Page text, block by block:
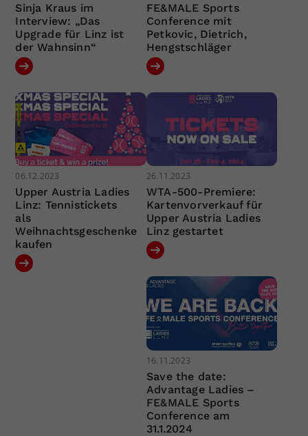
Sinja Kraus im
Interview: „Das
Upgrade für Linz ist
der Wahnsinn“
FE&MALE Sports
Conference mit
Petkovic, Dietrich,
Hengstschläger
06.12.2023
Upper Austria Ladies
Linz: Tennistickets
als
Weihnachtsgeschenke
kaufen
26.11.2023
WTA-500-Premiere:
Kartenvorverkauf für
Upper Austria Ladies
Linz gestartet
16.11.2023
Save the date:
Advantage Ladies –
FE&MALE Sports
Conference am
31.1.2024